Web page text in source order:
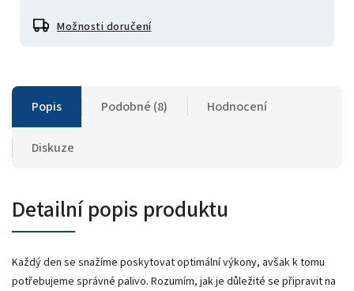
Možnosti doručení
Popis Podobné (8) Hodnocení
Diskuze
Detailní popis produktu
Každý den se snažíme poskytovat optimální výkony, avšak k tomu
potřebujeme správné palivo. Rozumím, jak je důležité se připravit na